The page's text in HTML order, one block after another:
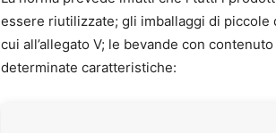
essere riutilizzate; gli imballaggi di
cui all’allegato V; le bevande con
determinate caratteristiche: